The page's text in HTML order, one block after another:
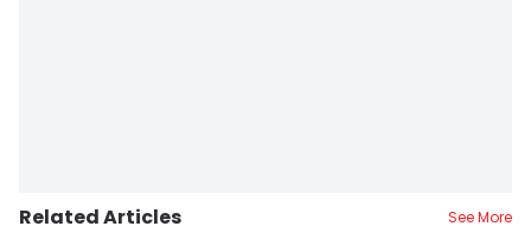
Related Articles See More